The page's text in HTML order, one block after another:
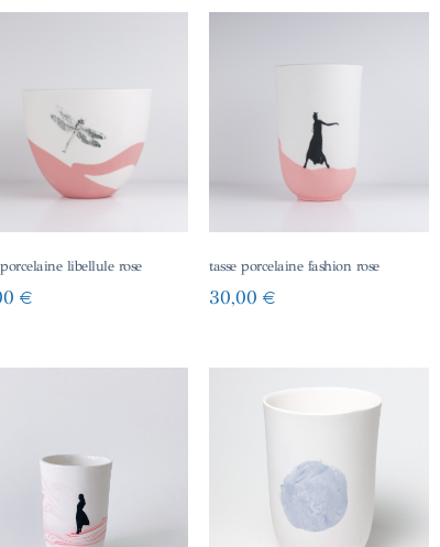
porcelaine libellule rose
€
tasse porcelaine fashion rose
30,00 €